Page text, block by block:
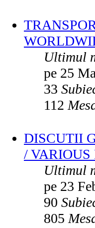
Ultimul
pe 25
33
112
DISCUTII
/ VARIOUS
Ultimul
pe 23
90
805